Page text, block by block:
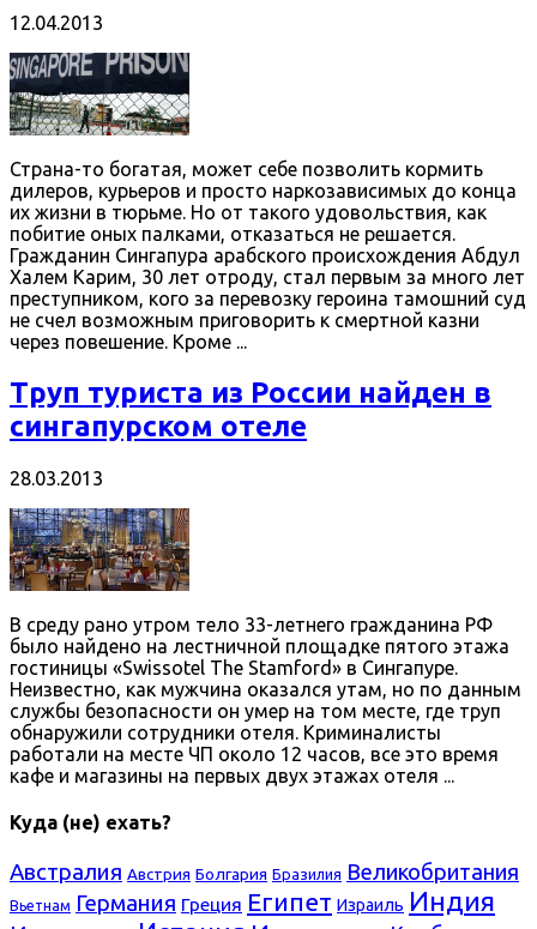
12.04.2013
Страна-то богатая, может себе позволить кормить
дилеров, курьеров и просто наркозависимых до конца
их жизни в тюрьме. Но от такого удовольствия, как
побитие оных палками, отказаться не решается.
Гражданин Сингапура арабского происхождения Абдул
Халем Карим, 30 лет отроду, стал первым за много лет
преступником, кого за перевозку героина тамошний суд
не счел возможным приговорить к смертной казни
через повешение. Кроме ...
Труп туриста из России найден в
сингапурском отеле
28.03.2013
В среду рано утром тело 33-летнего гражданина РФ
было найдено на лестничной площадке пятого этажа
гостиницы «Swissotel The Stamford» в Сингапуре.
Неизвестно, как мужчина оказался yтам, но по данным
службы безопасности он умер на том месте, где труп
обнаружили сотрудники отеля. Криминалисты
работали на месте ЧП около 12 часов, все это время
кафе и магазины на первых двух этажах отеля ...
Куда (не) ехать?
Австралия Австрия Болгария Бразилия Великобритания
Вьетнам Германия Греция Египет Израиль Индия